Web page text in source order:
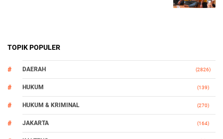
TOPIK POPULER
DAERAH (2826)
HUKUM (139)
HUKUM & KRIMINAL (270)
JAKARTA (164)